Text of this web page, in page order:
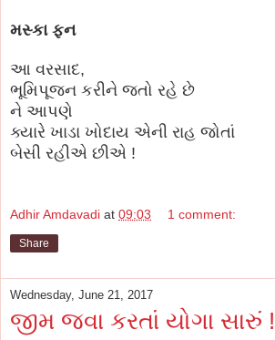
મસ્કા ફન
આ વરસાદ,
ભૂમિપૂજન કરીને જતો રહે છે
ને આપણે
ક્યારે ખાડા ખોદાય એની રાહ જોતાં
બેસી રહીએ છીએ !
Adhir Amdavadi at 09:03 1 comment:
Share
Wednesday, June 21, 2017
જીમ જવા કરતાં યોગા સારું !